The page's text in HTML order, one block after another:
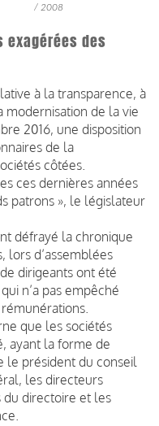
/ 2008
exagérées des
à la transparence, à
de la vie
2016, une disposition
de la
côtées.
ces dernières années
patrons », le législateur
défrayé la chronique
lors d’assemblées
dirigeants ont été
n’a pas empêché
que les sociétés
ayant la forme de
le président du conseil
les directeurs
directoire et les